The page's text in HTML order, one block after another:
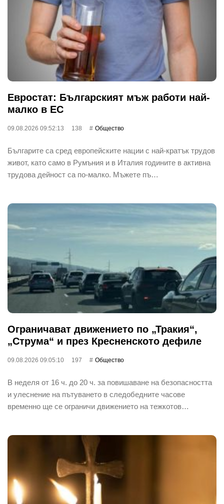
Евростат: Българският мъж работи най-
малко в ЕС
09.08.2026 09:52:13 138 Общество
Българите са сред европейските нации с най-кратък трудов
живот, като само в Румъния и в Италия годините в активна
трудова дейност са по-малко. Мъжете пъ…
Ограничават движението по „Тракия“,
„Струма“ и през Кресненското дефиле
09.08.2026 09:05:10 197 Общество
В неделя от 16 ч. до 20 ч. за повишаване на безопасността
и улеснение на пътуването в следобедните часове
временно ще се ограничи движението на тежкотов…